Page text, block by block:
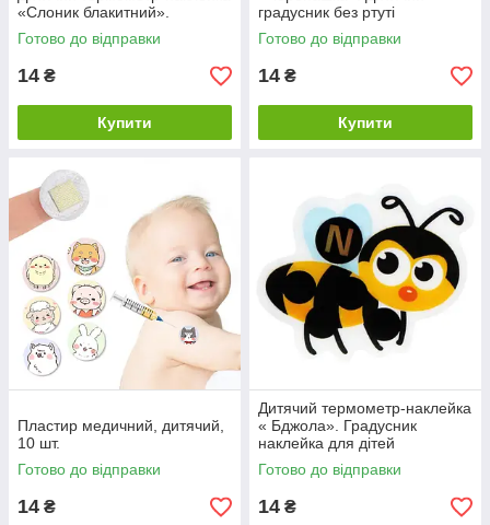
«Слоник блакитний».
Готово до відправки
14 ₴
Купити
градусник без ртуті
Готово до відправки
14 ₴
Купити
Пластир медичний, дитячий,
10 шт.
Готово до відправки
14 ₴
Дитячий термометр-наклейка
« Бджола». Градусник
наклейка для дітей
Готово до відправки
14 ₴